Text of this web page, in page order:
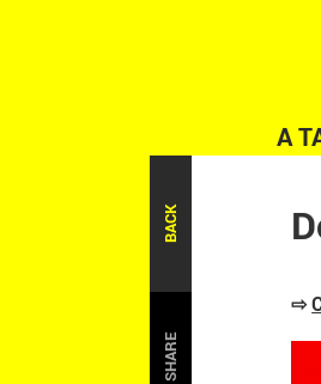
A
BACK
SHARE
⇨